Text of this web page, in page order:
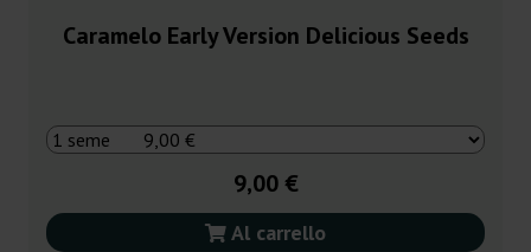
Caramelo Early Version Delicious Seeds
9,00 €
Al carrello